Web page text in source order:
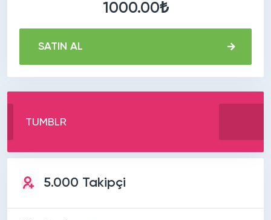
1000.00₺
SATIN AL
TUMBLR
5.000 Takipçi